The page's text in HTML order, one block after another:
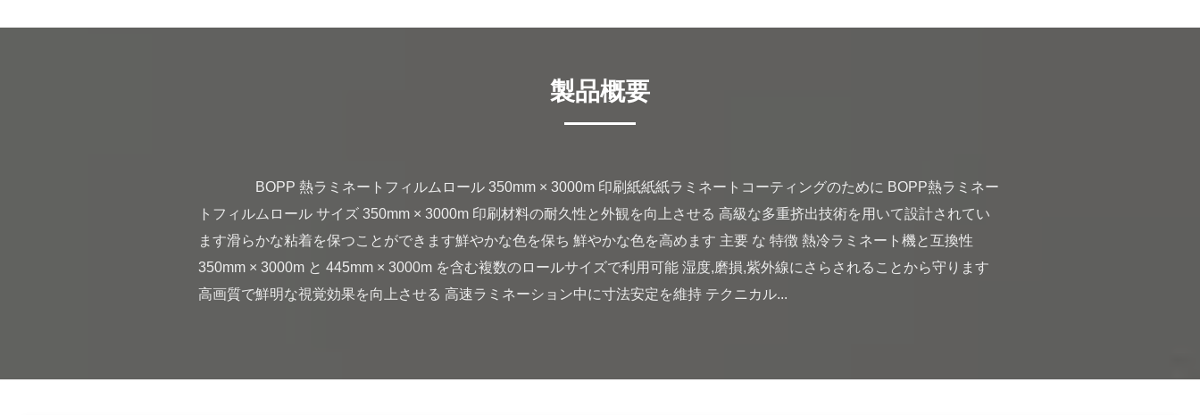
製品概要
トフィルムロール サイズ 350mm × 3000m 印刷材料の耐久性と外観を向上させる 高級な多重挤出技術を用いて設計されてい
ます滑らかな粘着を保つことができます鮮やかな色を保ち 鮮やかな色を高めます 主要 な 特徴 熱冷ラミネート機と互換性
350mm × 3000m と 445mm × 3000m を含む複数のロールサイズで利用可能 湿度,磨損,紫外線にさらされることから守ります
高画質で鮮明な視覚効果を向上させる 高速ラミネーション中に寸法安定を維持 テクニカル...